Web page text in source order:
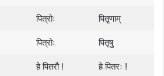
पित्रोः पितृृणाम्
पित्रोः पितृषु
हे पितरौ ! हे पितरः !